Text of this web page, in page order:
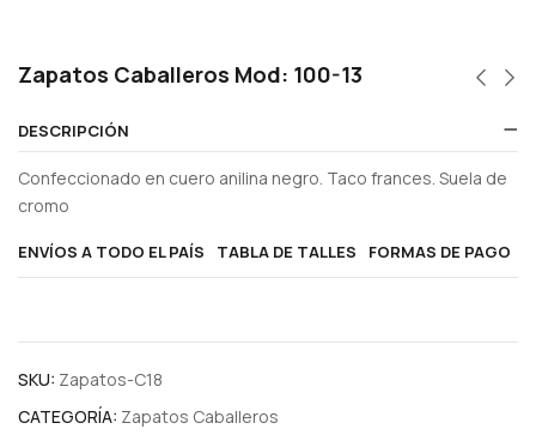
Zapatos Caballeros Mod: 100-13
DESCRIPCIÓN
Confeccionado en cuero anilina negro. Taco frances. Suela de
cromo
ENVÍOS A TODO EL PAÍS TABLA DE TALLES FORMAS DE PAGO
SKU: Zapatos-C18
CATEGORÍA: Zapatos Caballeros